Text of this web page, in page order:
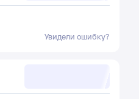
Увидели ошибку?